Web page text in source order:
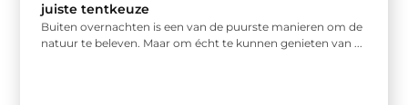
juiste tentkeuze
Buiten overnachten is een van de puurste manieren om de
natuur te beleven. Maar om écht te kunnen genieten van ...